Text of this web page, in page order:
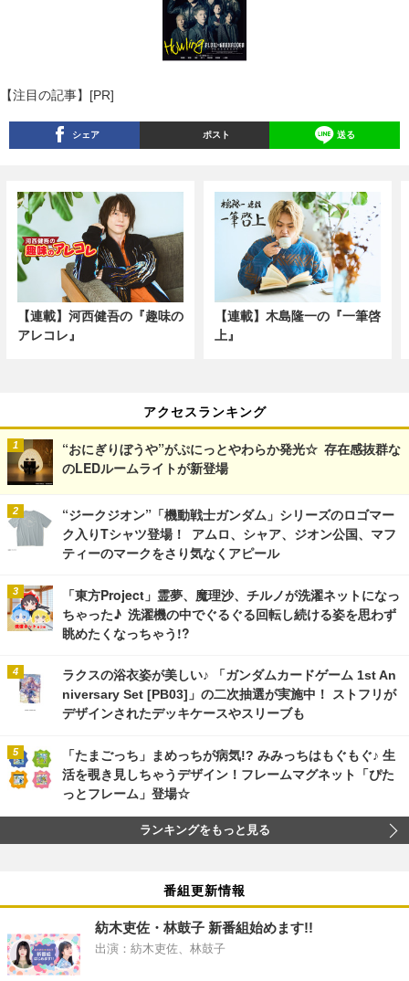
【注目の記事】[PR]
シェア ポスト 送る
【連載】河西健吾の『趣味の
アレコレ』
【連載】木島隆一の『一筆啓
上』
アクセスランキング
“おにぎりぼうや”がぷにっとやわらか発光☆ 存在感抜群な
のLEDルームライトが新登場
“ジークジオン”「機動戦士ガンダム」シリーズのロゴマー
ク入りTシャツ登場！ アムロ、シャア、ジオン公国、マフ
ティーのマークをさり気なくアピール
「東方Project」霊夢、魔理沙、チルノが洗濯ネットになっ
ちゃった♪ 洗濯機の中でぐるぐる回転し続ける姿を思わず
眺めたくなっちゃう!?
ラクスの浴衣姿が美しい♪ 「ガンダムカードゲーム 1st An
niversary Set [PB03]」の二次抽選が実施中！ ストフリが
デザインされたデッキケースやスリーブも
「たまごっち」まめっちが病気!? みみっちはもぐもぐ♪ 生
活を覗き見しちゃうデザイン！フレームマグネット「ぴた
っとフレーム」登場☆
ランキングをもっと見る
番組更新情報
紡木吏佐・林鼓子 新番組始めます!!
出演：紡木吏佐、林鼓子